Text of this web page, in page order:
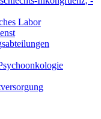
Labor